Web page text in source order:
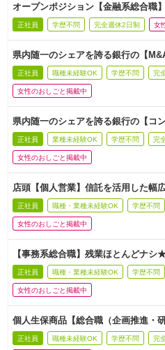
オープンポジション【金融系総合職
正社員 学歴不問 完全週休2日制 女
県内随一のシェアを誇る銀行の【
正社員 職種未経験OK 学歴不問 完
女性のおしごと掲載中
県内随一のシェアを誇る銀行の【コ
正社員 業種未経験OK 学歴不問 完
女性のおしごと掲載中
店頭【個人営業】信託を活用した幅
正社員 職種・業種未経験OK 学歴不問
女性のおしごと掲載中
【事務系総合職】残業ほとんどナ
正社員 職種・業種未経験OK 学歴不問
女性のおしごと掲載中
個人生保商品【総合職（企画推進・研
正社員 職種未経験OK 学歴不問 完